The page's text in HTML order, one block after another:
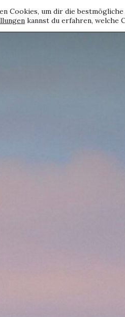
Cookies, um dir die
kannst du erfahren, welche